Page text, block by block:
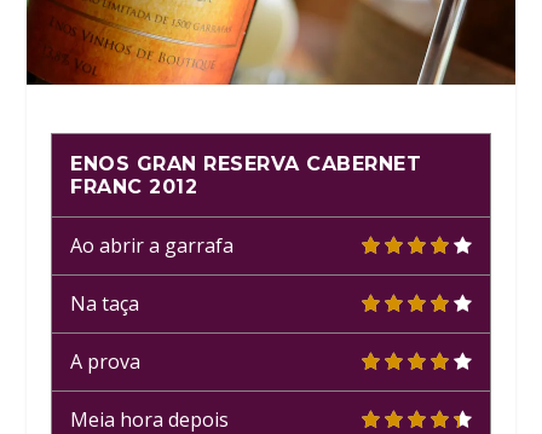
ENOS GRAN RESERVA CABERNET
FRANC 2012
Ao abrir a garrafa
Na taça
A prova
Meia hora depois